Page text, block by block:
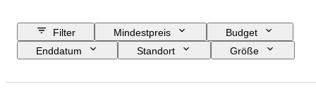
Filter Mindestpreis
Budget
Enddatum
Standort
Größe